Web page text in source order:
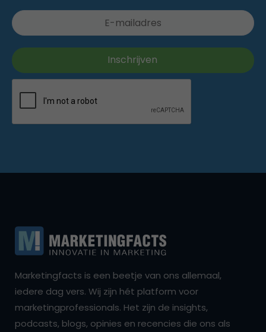
Marketingfacts is een beetje van ons allemaal,
iedere dag vers. Wij zijn hét platform voor
marketingprofessionals. Het zijn de insights,
podcasts, blogs, opinies en recencies die ons als